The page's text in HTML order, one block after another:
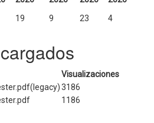
19 9 23 4
Visualizaciones
3186
1186